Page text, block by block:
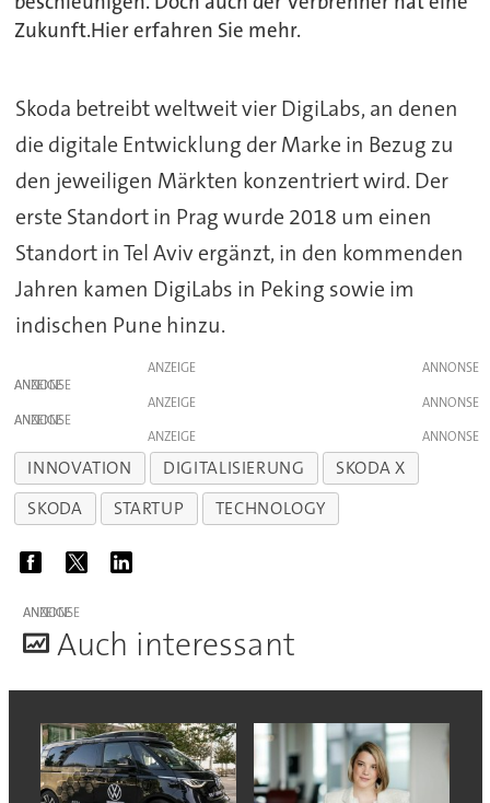
Zukunft.Hier erfahren Sie mehr.
Skoda betreibt weltweit vier DigiLabs, an denen
die digitale Entwicklung der Marke in Bezug zu
den jeweiligen Märkten konzentriert wird. Der
erste Standort in Prag wurde 2018 um einen
Standort in Tel Aviv ergänzt, in den kommenden
Jahren kamen DigiLabs in Peking sowie im
indischen Pune hinzu.
ANZEIGE
ANZEIGE
ANZEIGE
ANZEIGE
ANZEIGE
INNOVATION DIGITALISIERUNG
SKODA X
SKODA
STARTUP TECHNOLOGY
ANZEIGE
Auch interessant